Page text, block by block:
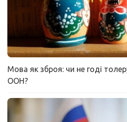
Мова як зброя: чи не годі
ООН?